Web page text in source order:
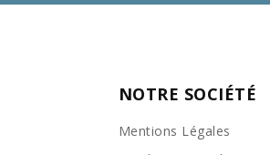
NOTRE SOCIÉTÉ
Mentions Légales